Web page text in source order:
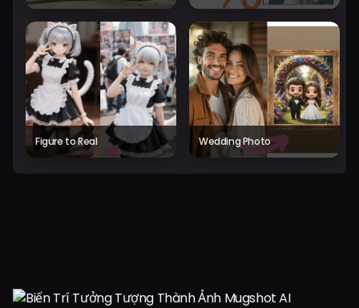
Figure to Real Wedding Photo